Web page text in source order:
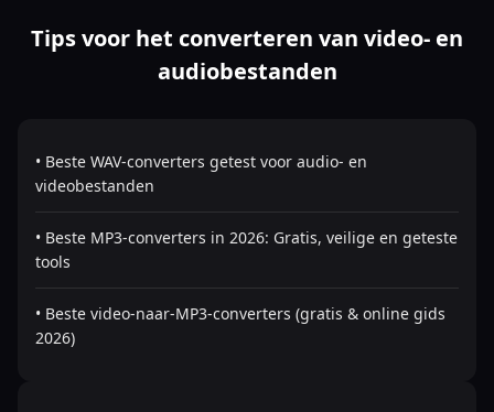
Tips voor het converteren van video- en
audiobestanden
• Beste WAV-converters getest voor audio- en
videobestanden
• Beste MP3-converters in 2026: Gratis, veilige en geteste
tools
• Beste video-naar-MP3-converters (gratis & online gids
2026)